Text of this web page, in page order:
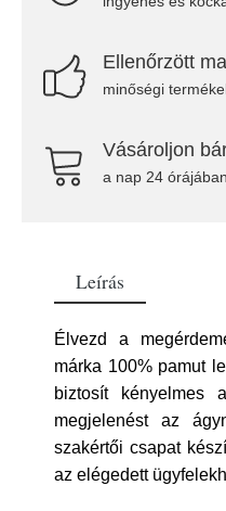
Ellenőrzött
minőségi
Vásároljon
a nap 24
Leírás
Élvezd a
márka 100% pamut
biztosít kényelmes
megjelenést az
szakértői csapat
az elégedett